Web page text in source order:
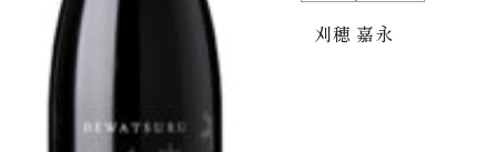
刈穂 嘉永